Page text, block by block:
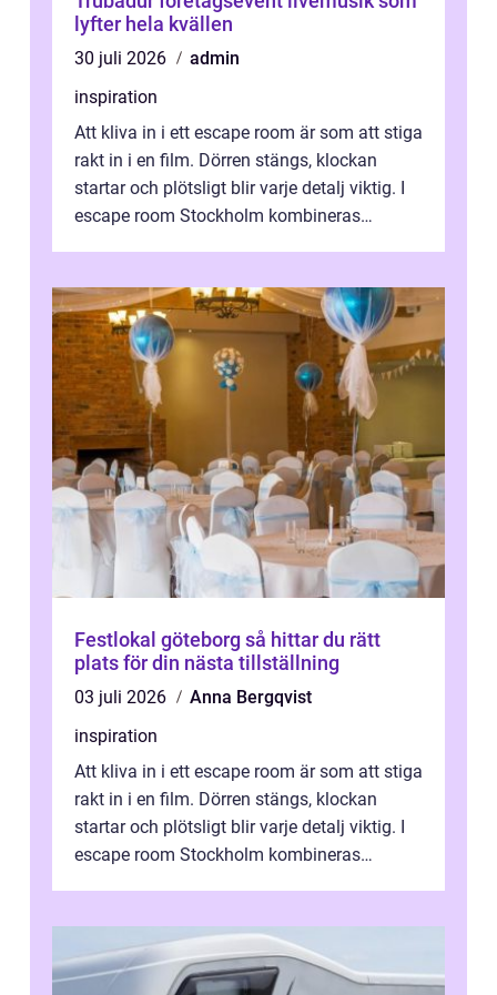
lyfter hela kvällen
30 juli 2026
admin
inspiration
Att kliva in i ett escape room är som att stiga
rakt in i en film. Dörren stängs, klockan
startar och plötsligt blir varje detalj viktig. I
escape room Stockholm kombineras
Festlokal göteborg så hittar du rätt
plats för din nästa tillställning
03 juli 2026
Anna Bergqvist
inspiration
Att kliva in i ett escape room är som att stiga
rakt in i en film. Dörren stängs, klockan
startar och plötsligt blir varje detalj viktig. I
escape room Stockholm kombineras